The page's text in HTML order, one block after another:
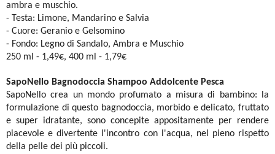
ambra e muschio.
- Testa: Limone, Mandarino e Salvia
- Cuore: Geranio e Gelsomino
- Fondo: Legno di Sandalo, Ambra e Muschio
250 ml - 1,49€, 400 ml - 1,79€
SapoNello Bagnodoccia Shampoo Addolcente Pesca
SapoNello crea un mondo profumato a misura di bambino: la
formulazione di questo bagnodoccia, morbido e delicato, fruttato
e super idratante, sono concepite appositamente per rendere
piacevole e divertente l'incontro con l'acqua, nel pieno rispetto
della pelle dei più piccoli.